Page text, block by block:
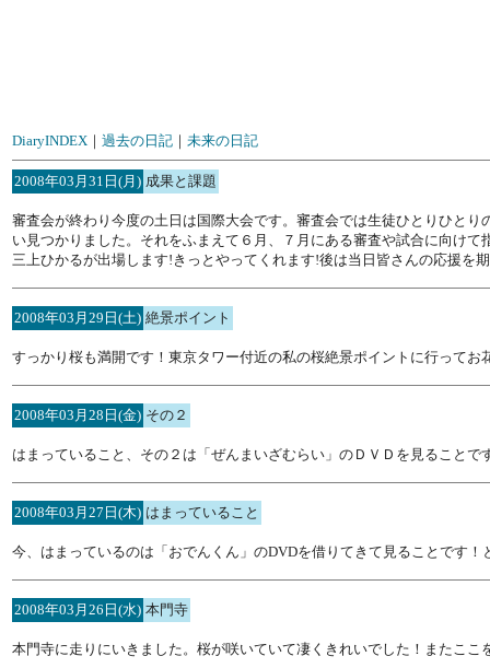
DiaryINDEX ｜ 過去の日記 ｜ 未来の日記
2008年03月31日(月) 成果と課題
審査会が終わり今度の土日は国際大会です。審査会では生徒ひとりひと
い見つかりました。それをふまえて６月、７月にある審査や試合に向け
三上ひかるが出場します!きっとやってくれます!後は当日皆さんの応援を
2008年03月29日(土) 絶景ポイント
すっかり桜も満開です！東京タワー付近の私の桜絶景ポイントに行ってお
2008年03月28日(金) その２
はまっていること、その２は「ぜんまいざむらい」のＤＶＤを見ること
2008年03月27日(木) はまっていること
今、はまっているのは「おでんくん」のDVDを借りてきて見ることです
2008年03月26日(水) 本門寺
本門寺に走りにいきました。桜が咲いていて凄くきれいでした！またここ